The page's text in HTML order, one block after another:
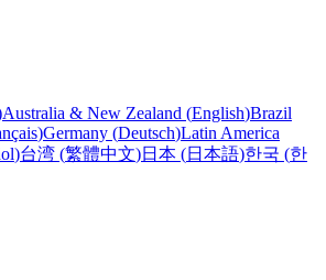
Australia & New Zealand (English)Brazil
)Germany (Deutsch)Latin America
)台湾 (繁體中文)日本 (日本語)한국 (한